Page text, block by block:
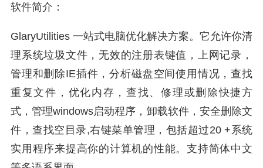
软件简介：
GlaryUtilities 一站式电脑优化解决方案。它允许你清
理系统垃圾文件，无效的注册表键值，上网记录，
管理和删除IE插件，分析磁盘空间使用情况，查找
重复文件，优化内存，查找、修理或删除快捷方
式，管理windows启动程序，卸载软件，安全删除文
件，查找空目录,右键菜单管理，包括超过20 +系统
实用程序来提高你的计算机的性能。支持简体中文